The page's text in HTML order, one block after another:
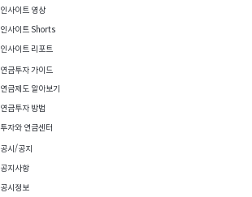
인사이트 영상
인사이트 Shorts
인사이트 리포트
연금투자 가이드
연금제도 알아보기
연금투자 방법
투자와 연금센터
공시/공지
공지사항
공시정보